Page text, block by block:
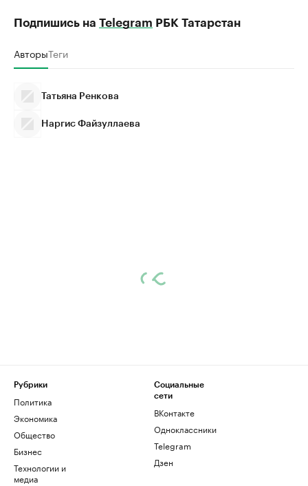
Подпишись на Telegram РБК Татарстан
АвторыТеги
Татьяна Ренкова
Наргис Файзуллаева
Рубрики
Политика
Экономика
Общество
Бизнес
Технологии и
медиа
Социальные
сети
ВКонтакте
Одноклассники
Telegram
Дзен